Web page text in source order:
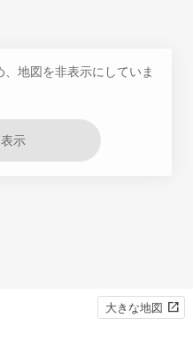
地図を非表示にしていま
示
大きな地図